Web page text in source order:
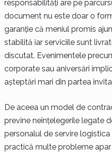
responsabilități are pe
document nu este doar o
garanție că meniul promis
stabilită iar serviciile sunt
discutat. Evenimentele
corporate sau aniversări
așteptări mari din partea
De aceea un model de
previne neînțelegerile legate
personalul de servire
practică multe probleme